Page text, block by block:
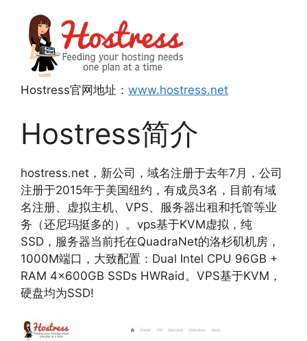
Hostress官网地址： www.hostress.net
Hostress简介
hostress.net，新公司，域名注册于去年7月，公司
注册于2015年于美国纽约，有成员3名，目前有域
名注册、虚拟主机、VPS、服务器出租和托管等业
务（还尼玛挺多的）。vps基于KVM虚拟，纯
SSD，服务器当前托在QuadraNet的洛杉矶机房，
1000M端口，大致配置：Dual Intel CPU 96GB +
RAM 4x600GB SSDs HWRaid。VPS基于KVM，
硬盘均为SSD!